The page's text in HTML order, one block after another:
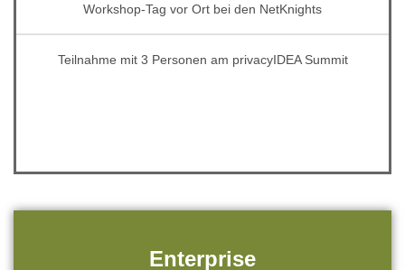
Workshop-Tag vor Ort bei den NetKnights
Teilnahme mit 3 Personen am privacyIDEA Summit
Enterprise